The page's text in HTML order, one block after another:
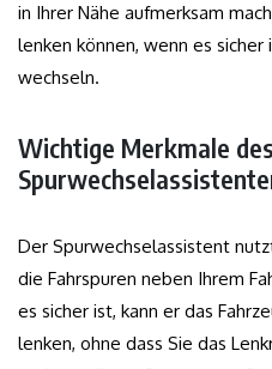
in Ihrer Nähe aufmerksam
lenken können, wenn es
wechseln.
Wichtige Merkmale des
Der Spurwechselassistent
die Fahrspuren neben Ihrem
es sicher ist, kann er das
lenken, ohne dass Sie das